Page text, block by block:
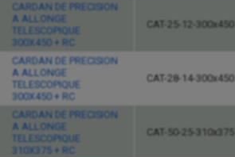
CARDAN DE PRECISION
A ALLONGE
TELESCOPIQUE
300X450 + RC
CAT-25-12-300x450
CARDAN DE PRECISION
A ALLONGE
TELESCOPIQUE
300X450 + RC
CAT-28-14-300x450
CARDAN DE PRECISION
A ALLONGE
TELESCOPIQUE
310X375 + RC
CAT-50-25-310x375